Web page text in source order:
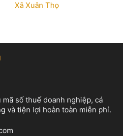
Xã Xuân Thọ
số thuế doanh nghiệp, cá
và tiện lợi hoàn toàn miễn phí.